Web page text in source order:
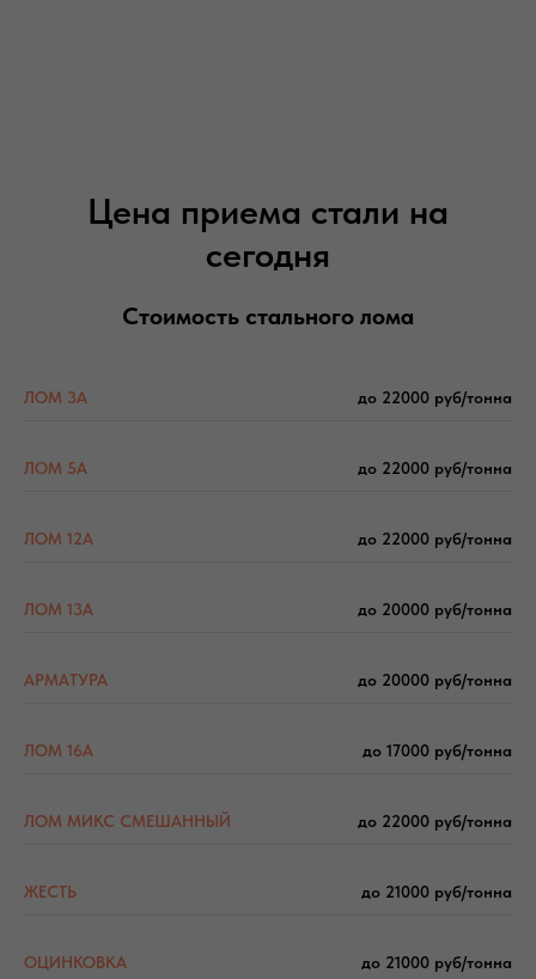
Цена приема стали на
сегодня
Стоимость стального лома
ЛОМ 3А до 22000 руб/тонна
ЛОМ 5А до 22000 руб/тонна
ЛОМ 12А до 22000 руб/тонна
ЛОМ 13А до 20000 руб/тонна
АРМАТУРА до 20000 руб/тонна
ЛОМ 16А до 17000 руб/тонна
ЛОМ МИКС СМЕШАННЫЙ до 22000 руб/тонна
ЖЕСТЬ до 21000 руб/тонна
ОЦИНКОВКА до 21000 руб/тонна